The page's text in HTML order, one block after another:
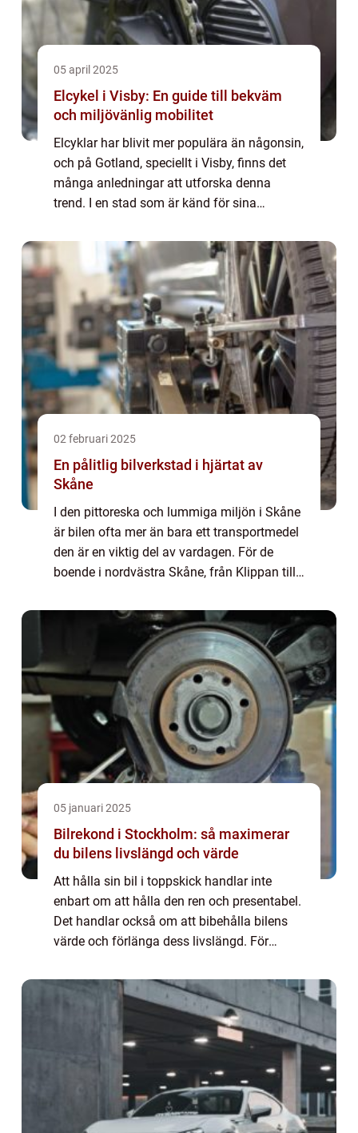
05 april 2025
Elcykel i Visby: En guide till bekväm
och miljövänlig mobilitet
Elcyklar har blivit mer populära än någonsin,
och på Gotland, speciellt i Visby, finns det
många anledningar att utforska denna
trend. I en stad som är känd för sina
02 februari 2025
En pålitlig bilverkstad i hjärtat av
Skåne
I den pittoreska och lummiga miljön i Skåne
är bilen ofta mer än bara ett transportmedel
den är en viktig del av vardagen. För de
boende i nordvästra Skåne, från Klippan till
05 januari 2025
Bilrekond i Stockholm: så maximerar
du bilens livslängd och värde
Att hålla sin bil i toppskick handlar inte
enbart om att hålla den ren och presentabel.
Det handlar också om att bibehålla bilens
värde och förlänga dess livslängd. För